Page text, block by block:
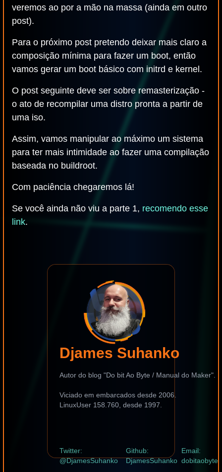
veremos ao por a mão na massa (ainda em outro
post).
Para o próximo post pretendo deixar mais claro a
composição mínima para fazer um boot, então
vamos gerar um boot básico com initrd e kernel.
O post seguinte deve ser sobre remasterização -
o ato de recompilar uma distro pronta a partir de
uma iso.
Assim, vamos manipular ao máximo um sistema
para ter mais intimidade ao fazer uma compilação
baseada no buildroot.
Com paciência chegaremos lá!
Se você ainda não viu a parte 1, recomendo esse
link.
Djames Suhanko
Autor do blog "Do bit Ao Byte / Manual do Maker".
Viciado em embarcados desde 2006.
LinuxUser 158.760, desde 1997.
Twitter:
@DjamesSuhanko
Github:
DjamesSuhanko
Email: